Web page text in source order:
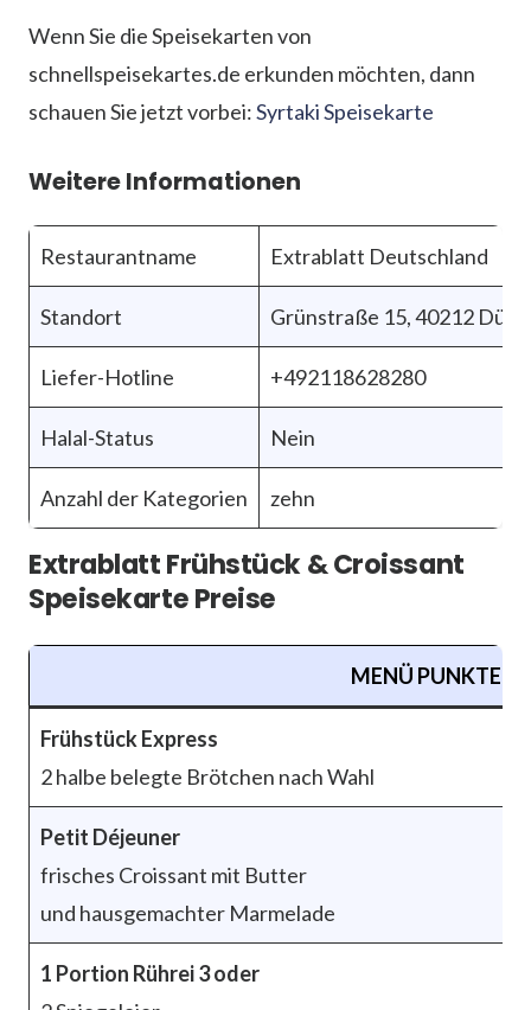
Wenn Sie die Speisekarten von
schnellspeisekartes.de erkunden möchten, dann
schauen Sie jetzt vorbei:Syrtaki Speisekarte
Weitere Informationen
Restaurantname Extrablatt Deutschland
Standort Grünstraße 15, 40212
Liefer-Hotline +492118628280
Halal-Status Nein
Anzahl der Kategorien zehn
Extrablatt Frühstück & Croissant
Speisekarte Preise
MENÜ PUNKTE
Frühstück Express
2 halbe belegte Brötchen nach Wahl
Petit Déjeuner
frisches Croissant mit Butter
und hausgemachter Marmelade
1 Portion Rührei 3 oder